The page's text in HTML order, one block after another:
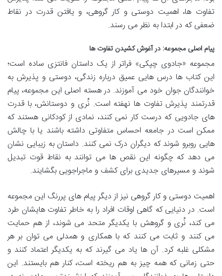
تفاوت ها، اهمیت دوستی و کار گروهی، و یافتن قدرت در نقاط
ضعفی که در ابتدا به نظر می رسند.
پیام اصلی مجموعه: در آغوش کشیدن تفاوت ها
مجموعه «جادوی چپکی» فراتر از یک داستان فانتزی ساده است؛
این کتاب ها درس هایی عمیق درباره زندگی، دوستی و پذیرش به
خوانندگان جوان خود می آموزند. در هسته اصلی این مجموعه، پیام
قدرتمند پذیرش تفاوت ها نهفته است. نُری و دوستانش، با قدرت
های جادویی که درست کار نمی کنند، نمادی از کودکانی هستند که
ممکن است در جامعه احساس متفاوتی داشته باشند یا با چالش
هایی روبرو شوند که دیگران درک نمی کنند. داستان به زیبایی نشان
می دهد که چگونه این نقص ها می توانند به نقاط قوت تبدیل
شوند و مسیرهای جدیدی برای کشف و ماجراجویی بگشایند.
اهمیت دوستی و کار گروهی نیز از دیگر پیام های پررنگ این مجموعه
است. در دنیایی که گاهی اوقات افراد را به خاطر تفاوت هایشان طرد
می کند، نُری و گروهش با یکدیگر متحد می شوند، از هم حمایت
می کنند و ثابت می کنند که با همکاری و همدلی می توان بر هر
مشکلی غلبه کرد. آن ها یاد می گیرند که به یکدیگر اعتماد کنند و
حتی زمانی که همه چیز به هم ریخته است، کنار هم بایستند. این